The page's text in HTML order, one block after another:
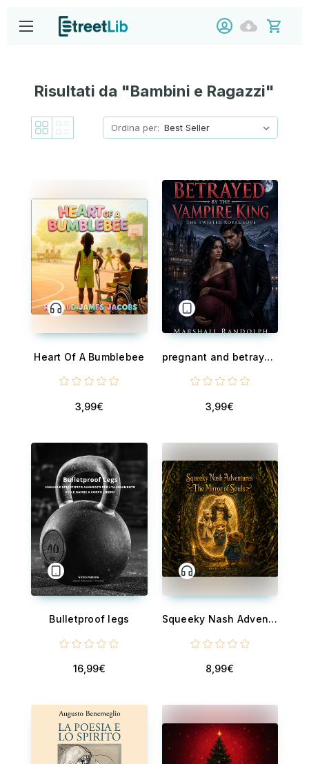
Risultati da "Bambini e Ragazzi"
Ordina per:
Heart Of A Bumblebee
3,99€
pregnant and betrayed by the vampire king - The Twisted Royal Love
3,99€
Bulletproof legs
16,99€
Squeeky Nash Adventures - The Mirror of Souls
8,99€